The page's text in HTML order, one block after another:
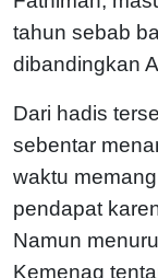
tahun sebab
dibandingkan
Dari hadis
sebentar
waktu
pendapat
Namun
Kemenag